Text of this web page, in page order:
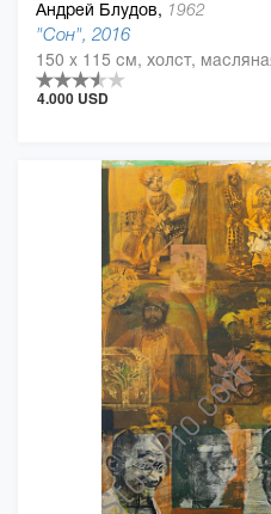
Андрей Блудов, 1962
"Сон", 2016
4.000 USD